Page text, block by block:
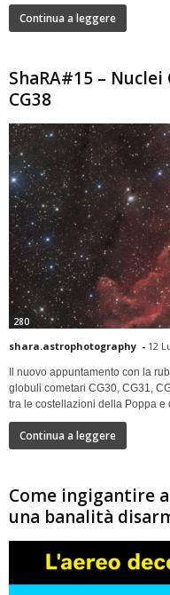
Continua a leggere
ShaRA#15 – Nuclei
CG38
280
shara.astrophotography - 12
Il nuovo appuntamento con la
globuli cometari CG30, CG31,
tra le costellazioni della Poppa e
Continua a leggere
Come ingigantire
una banalità